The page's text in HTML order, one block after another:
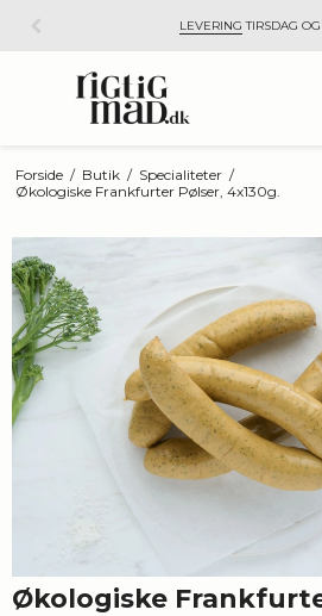
LEVERING TIRSDAG
Forside / Butik / Specialiteter /
Økologiske Frankfurter Pølser, 4x130g.
Økologiske